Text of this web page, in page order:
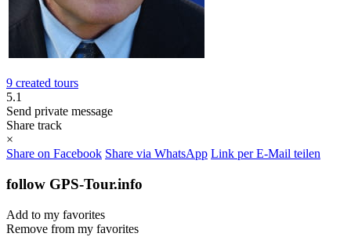
9 created tours
5.1
Send private message
Share track
×
Share on Facebook Share via WhatsApp Link per E-Mail teilen
follow GPS-Tour.info
Add to my favorites
Remove from my favorites